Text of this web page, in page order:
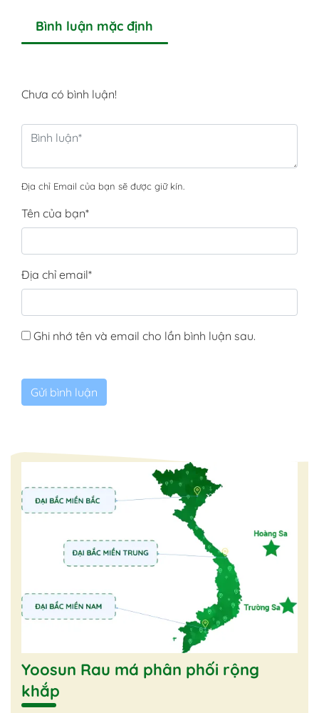
Bình luận mặc định
Chưa có bình luận!
Địa chỉ Email của bạn sẽ được giữ kín.
Tên của bạn*
Địa chỉ email*
Ghi nhớ tên và email cho lần bình luận sau.
Yoosun Rau má phân phối rộng
khắp